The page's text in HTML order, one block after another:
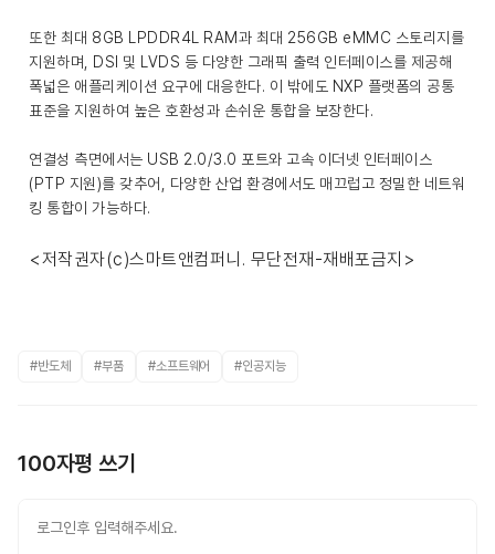
또한 최대 8GB LPDDR4L RAM과 최대 256GB eMMC 스토리지를
지원하며, DSI 및 LVDS 등 다양한 그래픽 출력 인터페이스를 제공해
폭넓은 애플리케이션 요구에 대응한다. 이 밖에도 NXP 플랫폼의 공통
표준을 지원하여 높은 호환성과 손쉬운 통합을 보장한다.
연결성 측면에서는 USB 2.0/3.0 포트와 고속 이더넷 인터페이스
(PTP 지원)를 갖추어, 다양한 산업 환경에서도 매끄럽고 정밀한 네트워
킹 통합이 가능하다.
<저작권자(c)스마트앤컴퍼니. 무단전재-재배포금지>
#반도체 #부품 #소프트웨어 #인공지능
100자평 쓰기